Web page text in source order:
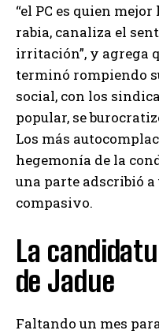
“el PC es quien
rabia, canaliza el
irritación”, y agrega
terminó rompiendo
social, con los
popular, se
Los más
hegemonía de la
una parte adscribió
compasivo.
La
de Jadue
Faltando un mes